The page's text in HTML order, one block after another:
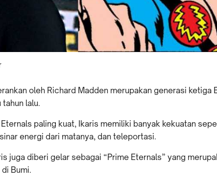
oleh Richard Madden merupakan generasi ketiga
lalu.
Eternals paling kuat, Ikaris memiliki banyak kekuatan
energi dari matanya, dan teleportasi.
juga diberi gelar sebagai “Prime Eternals” yang
Bumi.